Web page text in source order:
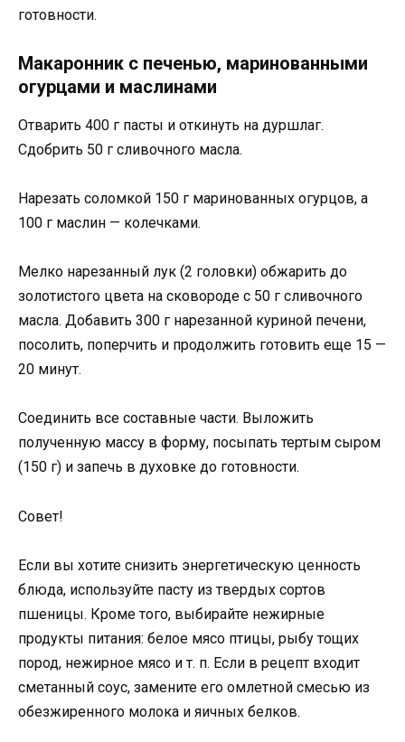
готовности.
Макаронник с печенью, маринованными
огурцами и маслинами
Отварить 400 г пасты и откинуть на дуршлаг.
Сдобрить 50 г сливочного масла.
Нарезать соломкой 150 г маринованных огурцов, а
100 г маслин — колечками.
Мелко нарезанный лук (2 головки) обжарить до
золотистого цвета на сковороде с 50 г сливочного
масла. Добавить 300 г нарезанной куриной печени,
посолить, поперчить и продолжить готовить еще 15 —
20 минут.
Соединить все составные части. Выложить
полученную массу в форму, посыпать тертым сыром
(150 г) и запечь в духовке до готовности.
Совет!
Если вы хотите снизить энергетическую ценность
блюда, используйте пасту из твердых сортов
пшеницы. Кроме того, выбирайте нежирные
продукты питания: белое мясо птицы, рыбу тощих
пород, нежирное мясо и т. п. Если в рецепт входит
сметанный соус, замените его омлетной смесью из
обезжиренного молока и яичных белков.